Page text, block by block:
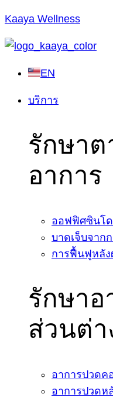
Kaaya Wellness
EN
บริการ
รักษาต
อาการ
ออฟฟิศซินโ
บาดเจ็บจาก
การฟื้นฟูหลัง
รักษาอ
ส่วนต่า
อาการปวดค
อาการปวดห